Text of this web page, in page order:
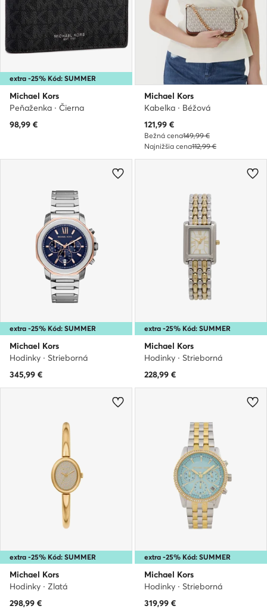
extra -25% Kód: SUMMER
Michael Kors
Peňaženka · Čierna
98,99 €
Michael Kors
Kabelka · Béžová
Aktuálna cena
121,99 €
Bežná cena149,99 €
Najnižšia cena112,99 €
extra -25% Kód: SUMMER
Michael Kors
Hodinky · Strieborná
345,99 €
extra -25% Kód: SUMMER
Michael Kors
Hodinky · Strieborná
228,99 €
extra -25% Kód: SUMMER
Michael Kors
Hodinky · Zlatá
298,99 €
extra -25% Kód: SUMMER
Michael Kors
Hodinky · Strieborná
319,99 €